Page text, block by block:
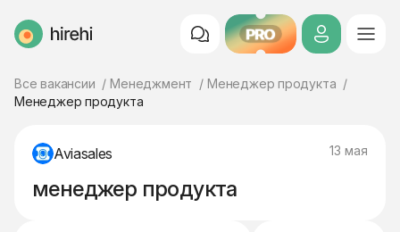
HireHi PRO
Все вакансии Менеджмент
Менеджер продукта
Менеджер продукта
Aviasales 13 мая
менеджер продукта